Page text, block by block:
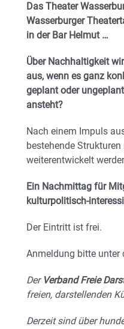
Das Theater
Wasserburger
in der Bar Helmut …
Über Nachhaltigkeit
aus, wenn es ganz
geplant oder
ansteht?
Nach einem Impuls
bestehende
weiterentwickelt
Ein Nachmittag für
kulturpolitisch-
Der Eintritt ist frei.
Anmeldung bitte unter
Der Verband Freie
freien, darstellenden
Derzeit sind über